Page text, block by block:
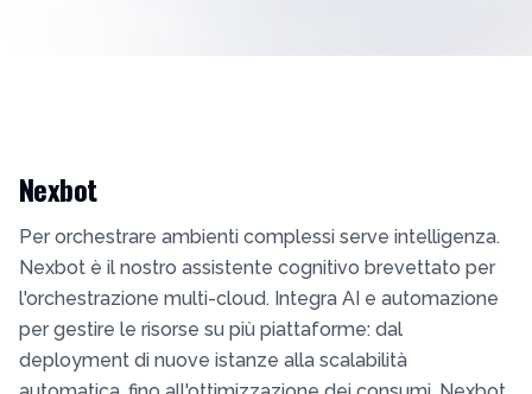
Nexbot
Per orchestrare ambienti complessi serve intelligenza.
Nexbot è il nostro assistente cognitivo brevettato per
l'orchestrazione multi-cloud. Integra AI e automazione
per gestire le risorse su più piattaforme: dal
deployment di nuove istanze alla scalabilità